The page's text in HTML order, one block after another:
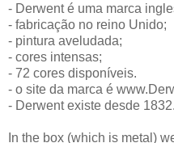
- Derwent é uma marca
- fabricação no reino Unido;
- pintura aveludada;
- cores intensas;
- 72 cores disponíveis.
- o site da marca é
- Derwent existe desde 1832.
In the box (which is metal)